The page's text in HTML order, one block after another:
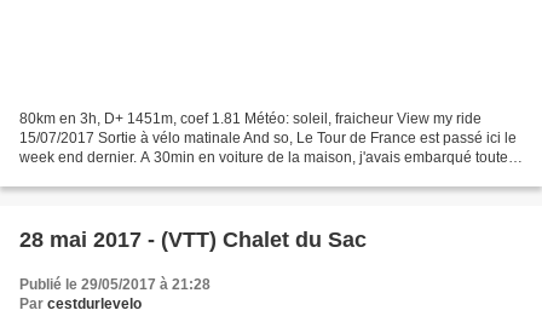
80km en 3h, D+ 1451m, coef 1.81 Météo: soleil, fraicheur View my ride
15/07/2017 Sortie à vélo matinale And so, Le Tour de France est passé ici le
week end dernier. A 30min en voiture de la maison, j'avais embarqué toute
28 mai 2017 - (VTT) Chalet du Sac
Publié le 29/05/2017 à 21:28
Par cestdurlevelo